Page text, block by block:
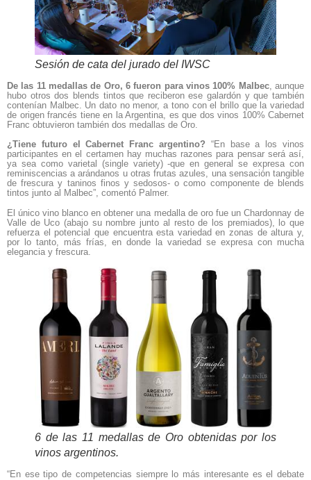
Sesión de cata del jurado del IWSC
De las 11 medallas de Oro, 6 fueron para vinos 100% Malbec, aunque
hubo otros dos blends tintos que reciberon ese galardón y que también
contenían Malbec. Un dato no menor, a tono con el brillo que la variedad
de origen francés tiene en la Argentina, es que dos vinos 100% Cabernet
Franc obtuvieron también dos medallas de Oro.
¿Tiene futuro el Cabernet Franc argentino? “En base a los vinos
participantes en el certamen hay muchas razones para pensar será así,
ya sea como varietal (single variety) -que en general se expresa con
reminiscencias a arándanos u otras frutas azules, una sensación tangible
de frescura y taninos finos y sedosos- o como componente de blends
tintos junto al Malbec”, comentó Palmer.
El único vino blanco en obtener una medalla de oro fue un Chardonnay de
Valle de Uco (abajo su nombre junto al resto de los premiados), lo que
refuerza el potencial que encuentra esta variedad en zonas de altura y,
por lo tanto, más frías, en donde la variedad se expresa con mucha
elegancia y frescura.
6 de las 11 medallas de Oro obtenidas por los
vinos argentinos.
“En ese tipo de competencias siempre lo más interesante es el debate